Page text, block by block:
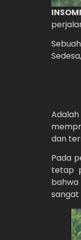
dan
Pada
tetap
bahwa
sangat